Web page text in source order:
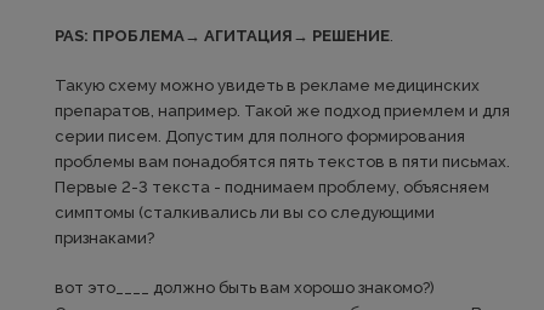
PAS: ПРОБЛЕМА→ АГИТАЦИЯ→ РЕШЕНИЕ
Такую схему можно увидеть в рекламе медицинских
препаратов, например. Такой же подход приемлем и для
серии писем. Допустим для полного формирования
проблемы вам понадобятся пять текстов в пяти письмах.
Первые 2-3 текста - поднимаем проблему, объясняем
симптомы (сталкивались ли вы со следующими
признаками?
вот это____ должно быть вам хорошо знакомо?)